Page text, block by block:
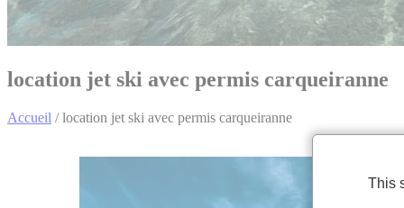
location jet ski avec permis carqueiranne
Accueil /location jet ski avec permis carqueiranne
This